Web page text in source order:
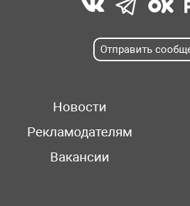
Отправить
Новости
Рекламодателям
Вакансии